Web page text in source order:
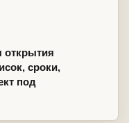
сроки,
под